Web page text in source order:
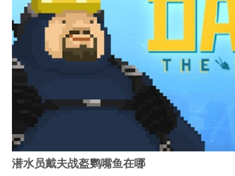
潜水员戴夫战盔鹦嘴鱼在哪